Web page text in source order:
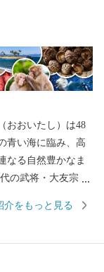
おおいたし）は48
青い海に臨み、高
なる自然豊かなま
の武将・大友宗麟
を中心として幅広
介をもっと見る